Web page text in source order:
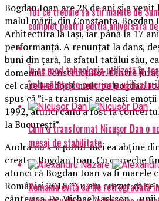
Bogdan Ioan are 28 de ani şi a venit
malul mării, din Constanţa. Bogdan
Arhitectura la Iaşi, iar până la 17
performanţă. A renunţat la dans,
buni din ţară, la sfatul tatălui său,
domeniul construcţiilor. Dintre
cel care l-a dorit mult pe Bogdan
spus că ”i-a transmis aceleaşi
1992, atunci când a fost la
la Bucureşti”.
Andra nu s-a putut nici ea abţine
creat-o Bogdan Ioan. Cu o ureche
atunci că Bogdan Ioan va fi marele
României 2018.”Nu am crezut că se
Tot ce trebuie sa stii inainte de
complet pentru editia aniversara
În ce mod tehnologia utilizată în
îmbunătățește experiența
Cum a transformat Nicușor Dan o
mesaj de stabilitate
România evită să fie retrogradată